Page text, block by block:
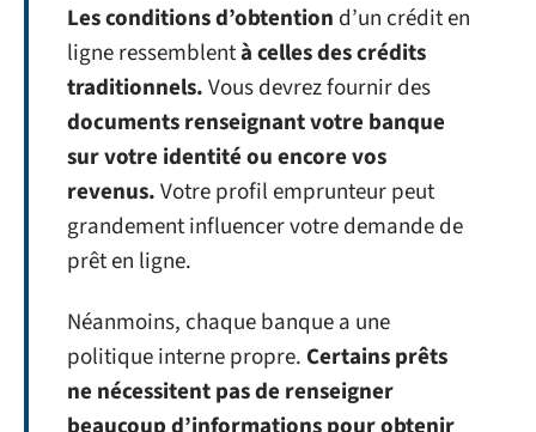
Les conditions d’obtention d’un crédit en
ligne ressemblentà celles des crédits
traditionnels.Vous devrez fournir des
documents renseignant votre banque
sur votre identité ou encore vos
revenus.Votre profil emprunteur peut
grandement influencer votre demande de
prêt en ligne.
Néanmoins, chaque banque a une
politique interne propre. Certains prêts
ne nécessitent pas de renseigner